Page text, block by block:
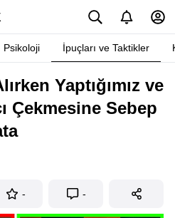
Psikoloji İpuçları ve Taktikler
Yaptığımız ve
Çekmesine Sebep
- -